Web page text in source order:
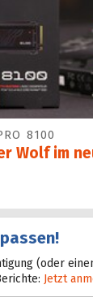
8100
Wolf im
(oder
Jetzt